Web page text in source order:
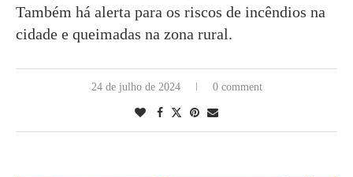
Também há alerta para os riscos de incêndios na
cidade e queimadas na zona rural.
24 de julho de 2024 0 comment